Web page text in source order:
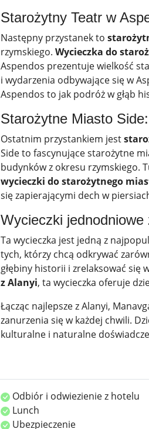
Starożytny Teatr w
Następny przystanek to
rzymskiego. Wycieczka do
Aspendos prezentuje wielkość
i wydarzenia odbywające się w
Aspendos to jak podróż w głąb
Starożytne Miasto
Ostatnim przystankiem jest
Side to fascynujące starożytne
budynków z okresu rzymskiego.
wycieczki do starożytnego
się zapierającymi dech w
Wycieczki
Ta wycieczka jest jedną z
tych, którzy chcą odkrywać
głębiny historii i zrelaksować
z Alanyi, ta wycieczka oferuje
Łącząc najlepsze z Alanyi,
zanurzenia się w każdej chwili.
kulturalne i naturalne
Odbiór i odwiezienie z hotelu
Lunch
Ubezpieczenie